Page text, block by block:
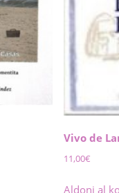
Vivo de
11,00€
Aldoni al